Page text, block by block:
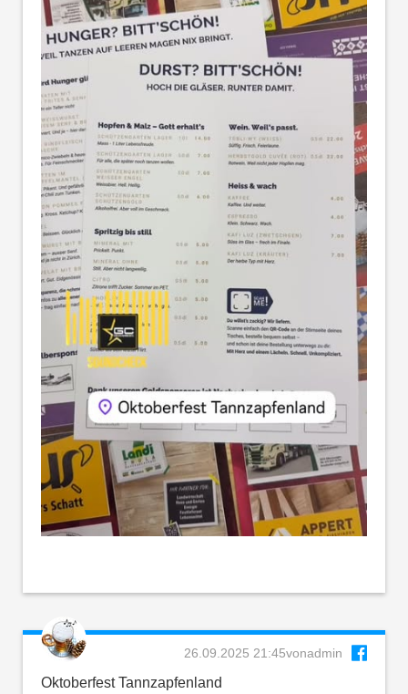
26.09.2025 21:45vonadmin
Oktoberfest Tannzapfenland